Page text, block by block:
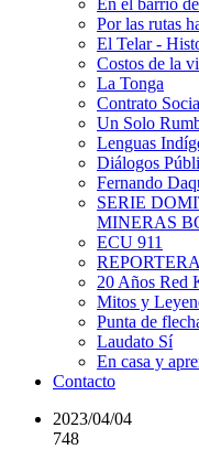
En el barrio
Por las rutas
El Telar -
Costos de la
La Tonga
Contrato
Un Solo
Lenguas
Diálogos
Fernando
SERIE
MINERAS
ECU 911
20 Años Red
Mitos y
Punta de
Laudato Sí
En casa y
Contacto
2023/04/04
748